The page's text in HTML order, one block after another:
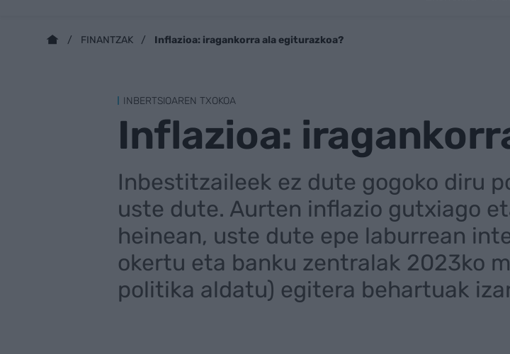
FINANTZAK Inflazioa: iragankorra ala egiturazkoa?
INBERTSIOAREN TXOKOA
Inflazioa:
Inbestitzaileek ez dute gogoko diru
uste dute. Aurten inflazio gutxiago
heinean, uste dute epe laburrean
okertu eta banku zentralak 2023ko
politika aldatu) egitera behartuak